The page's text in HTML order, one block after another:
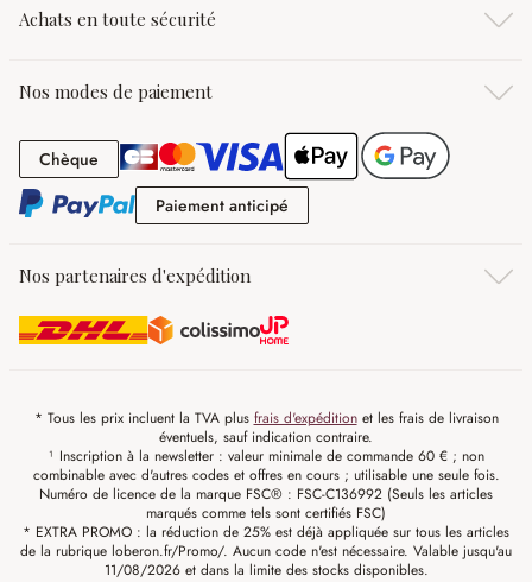
Achats en toute sécurité
Nos modes de paiement
Chèque Chèque
Paiement anticipé
Nos partenaires d'expédition
* Tous les prix incluent la TVA plus frais d'expéditionet les frais de livraison
éventuels, sauf indication contraire.
¹ Inscription à la newsletter : valeur minimale de commande 60 € ; non
combinable avec d'autres codes et offres en cours ; utilisable une seule fois.
Numéro de licence de la marque FSC® : FSC-C136992 (Seuls les articles
marqués comme tels sont certifiés FSC)
* EXTRA PROMO : la réduction de 25% est déjà appliquée sur tous les articles
de la rubrique loberon.fr/Promo/. Aucun code n'est nécessaire. Valable jusqu'au
11/08/2026 et dans la limite des stocks disponibles.